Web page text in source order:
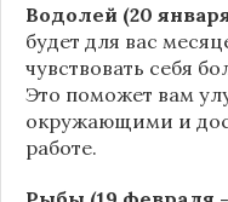
Водолей (20
будет для вас
чувствовать себя
Это поможет вам
окружающими и
работе.